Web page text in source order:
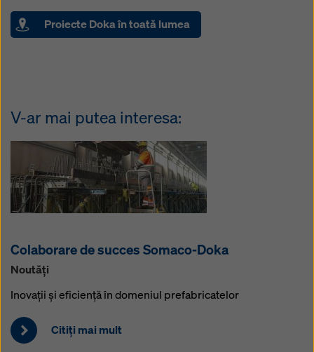
Proiecte Doka în toată lumea
V-ar mai putea interesa:
Colaborare de succes Somaco-Doka
Noutăţi
Inovații și eficiență în domeniul prefabricatelor
Citiţi mai mult